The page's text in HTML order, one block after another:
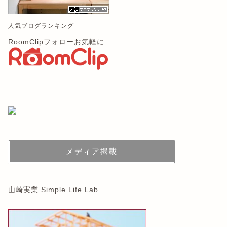
人気ブログランキング
RoomClipフォローお気軽に
メディア掲載
山崎実業 Simple Life Lab.